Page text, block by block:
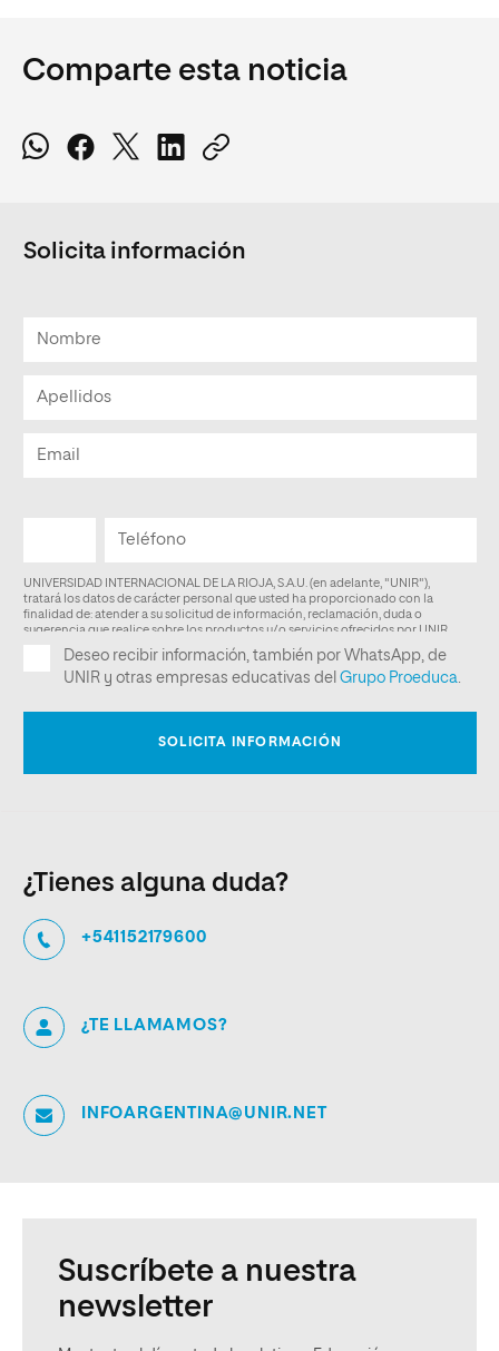
Comparte esta noticia
Solicita información
¿Tienes alguna duda?
+541152179600
¿TE LLAMAMOS?
INFOARGENTINA@UNIR.NET
Suscríbete a nuestra
newsletter